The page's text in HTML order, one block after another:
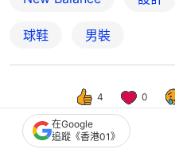
球鞋 男裝
4 0
在Google
追蹤《香港01》